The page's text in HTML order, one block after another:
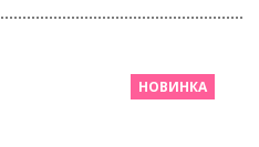
НОВИНКА